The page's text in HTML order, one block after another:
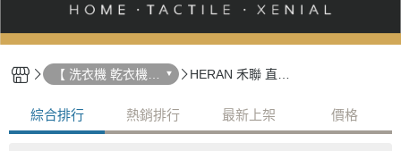
【 洗衣機 乾衣機
】
HERAN 禾聯 直立
綜合排行 熱銷排行 最新上架 價格